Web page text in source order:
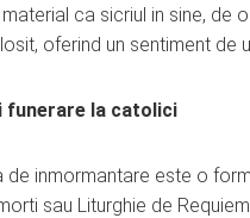
ca sicriul in sine, de
oferind un sentiment de
funerare la catolici
de inmormantare este o
sau Liturghie de